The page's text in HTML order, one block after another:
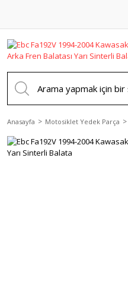
Anasayfa Motosiklet Yedek Parça